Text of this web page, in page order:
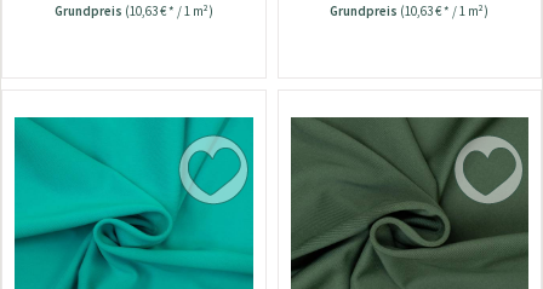
Grundpreis (10,63 € * / 1 m²) Grundpreis (10,63 € * / 1 m²)